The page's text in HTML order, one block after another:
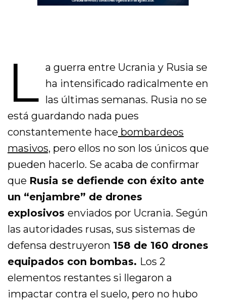
L a guerra entre Ucrania y Rusia se
ha intensificado radicalmente en
las últimas semanas. Rusia no se
está guardando nada pues
constantemente hace bombardeos
masivos, pero ellos no son los únicos que
pueden hacerlo. Se acaba de confirmar
que Rusia se defiende con éxito ante
un “enjambre” de drones
explosivosenviados por Ucrania. Según
las autoridades rusas, sus sistemas de
defensa destruyeron 158 de 160 drones
equipados con bombas. Los 2
elementos restantes si llegaron a
impactar contra el suelo, pero no hubo